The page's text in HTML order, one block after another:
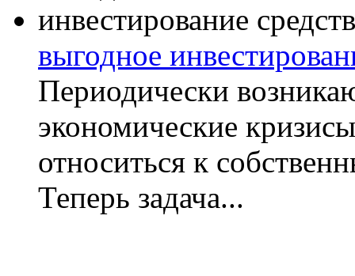
выгодное
Периодически
экономические
относиться к
Теперь задача...